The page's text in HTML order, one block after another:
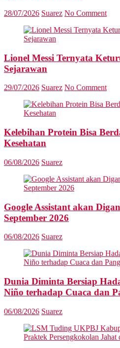
28/07/2026 Suarez No Comment
Lionel Messi Ternyata
Sejarawan
29/07/2026 Suarez No Comment
Kelebihan Protein Bisa
Kesehatan
06/08/2026 Suarez
Google Assistant akan
September 2026
06/08/2026 Suarez
Dunia Diminta Bersiap
Niño terhadap Cuaca dan
06/08/2026 Suarez